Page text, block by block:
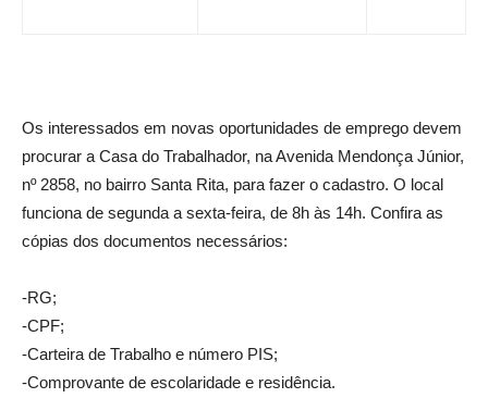
Os interessados em novas oportunidades de emprego devem
procurar a Casa do Trabalhador, na Avenida Mendonça Júnior,
nº 2858, no bairro Santa Rita, para fazer o cadastro. O local
funciona de segunda a sexta-feira, de 8h às 14h. Confira as
cópias dos documentos necessários:
-RG;
-CPF;
-Carteira de Trabalho e número PIS;
-Comprovante de escolaridade e residência.